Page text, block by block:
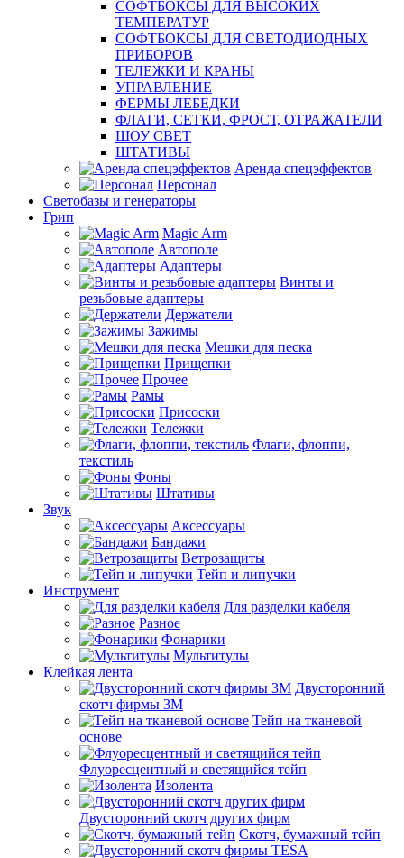
СОФТБОКСЫ ДЛЯ ВЫСОКИХ
ТЕМПЕРАТУР
СОФТБОКСЫ ДЛЯ СВЕТОДИОДНЫХ
ПРИБОРОВ
ТЕЛЕЖКИ И КРАНЫ
УПРАВЛЕНИЕ
ФЕРМЫ ЛЕБЕДКИ
ФЛАГИ, СЕТКИ, ФРОСТ, ОТРАЖАТЕЛИ
ШОУ СВЕТ
ШТАТИВЫ
Аренда спецэффектов
Персонал
Светобазы и генераторы
Грип
Magic Arm
Автополе
Адаптеры
Винты и
резьбовые адаптеры
Держатели
Зажимы
Мешки для песка
Прищепки
Прочее
Рамы
Присоски
Тележки
Флаги, флоппи,
текстиль
Фоны
Штативы
Звук
Аксессуары
Бандажи
Ветрозащиты
Тейп и липучки
Инструмент
Для разделки кабеля
Разное
Фонарики
Мультитулы
Клейкая лента
Двусторонний
скотч фирмы 3M
Тейп на тканевой
основе
Флуоресцентный и светящийся тейп
Изолента
Двусторонний скотч других фирм
Скотч, бумажный тейп